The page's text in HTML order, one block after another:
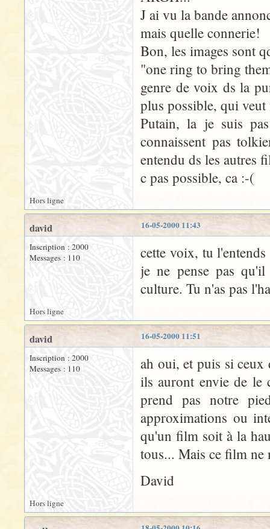
J ai vu la bande
mais quelle connerie!
Bon, les images sont
"one ring to bring
genre de voix ds la
plus possible, qui
Putain, la je suis
connaissent pas
entendu ds les autres
c pas possible, ca :-(
Hors ligne
16-05-2000 11:43
david
Inscription : 2000
Messages : 110
cette voix, tu
je ne pense pas
culture. Tu n'as pas
Hors ligne
16-05-2000 11:51
david
Inscription : 2000
Messages : 110
ah oui, et puis si ceux
ils auront envie de le
prend pas notre
approximations ou
qu'un film soit à la
tous... Mais ce film ne
David
Hors ligne